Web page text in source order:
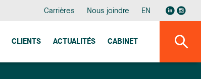
Carrières Nous joindre EN
CLIENTS ACTUALITÉS CABINET